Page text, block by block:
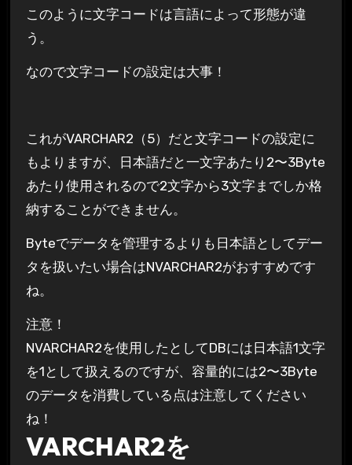
このように文字コードは言語によって形態が違
う。
なので文字コードの設定は大事！
これがVARCHAR2（5）だと文字コードの設定に
もよりますが、日本語だと一文字あたり2〜3Byte
あたり使用されるので2文字から3文字までしか格
納することができません。
Byteでデータを管理するよりも日本語としてデー
タを扱いたい場合はNVARCHAR2がおすすめです
ね。
注意！
NVARCHAR2を使用したとしてDBには日本語1文字
を1として扱えるのですが、容量的には2〜3Byte
のデータを消費している点は注意してください
ね！
VARCHAR2を